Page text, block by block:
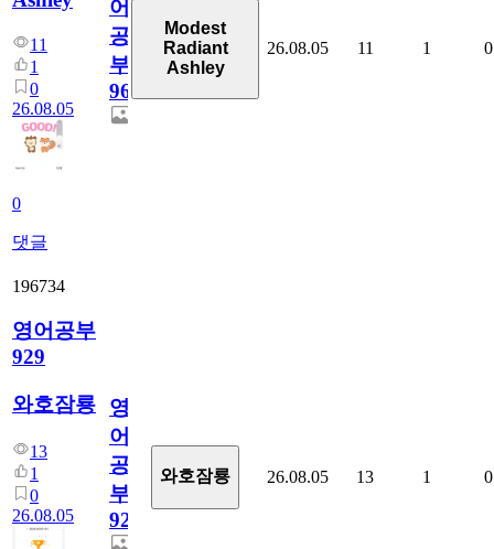
11
1
0
26.08.05
0
댓글
어
공
부
96
Modest
Radiant
Ashley
26.08.05 11 1 0
196734
영어공부
929
와호잠룡
13
1
0
26.08.05
영
어
공
부
929
와호잠룡 26.08.05 13 1 0